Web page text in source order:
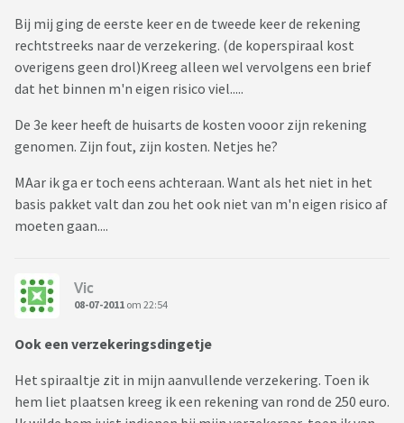
Bij mij ging de eerste keer en de tweede keer de rekening
rechtstreeks naar de verzekering. (de koperspiraal kost
overigens geen drol)Kreeg alleen wel vervolgens een brief
dat het binnen m'n eigen risico viel.....
De 3e keer heeft de huisarts de kosten vooor zijn rekening
genomen. Zijn fout, zijn kosten. Netjes he?
MAar ik ga er toch eens achteraan. Want als het niet in het
basis pakket valt dan zou het ook niet van m'n eigen risico af
moeten gaan....
Vic
08-07-2011 om 22:54
Ook een verzekeringsdingetje
Het spiraaltje zit in mijn aanvullende verzekering. Toen ik
hem liet plaatsen kreeg ik een rekening van rond de 250 euro.